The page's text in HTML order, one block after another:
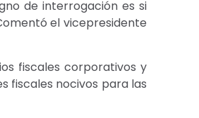
de interrogación es si
el vicepresidente
fiscales corporativos y
fiscales nocivos para las